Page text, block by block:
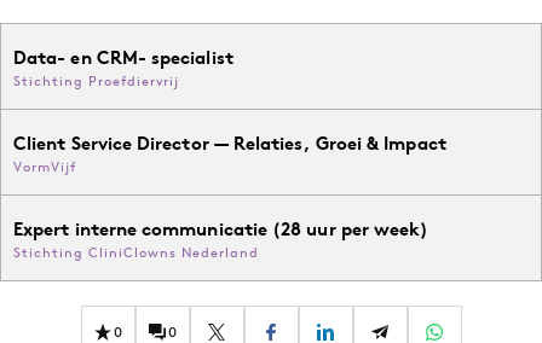
Data- en CRM- specialist
Stichting Proefdiervrij
Client Service Director — Relaties, Groei & Impact
VormVijf
Expert interne communicatie (28 uur per week)
Stichting CliniClowns Nederland
0 0